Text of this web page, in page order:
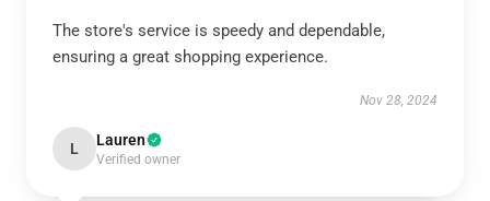
The store's service is speedy and dependable,
ensuring a great shopping experience.
Nov 28, 2024
L Lauren
Verified owner